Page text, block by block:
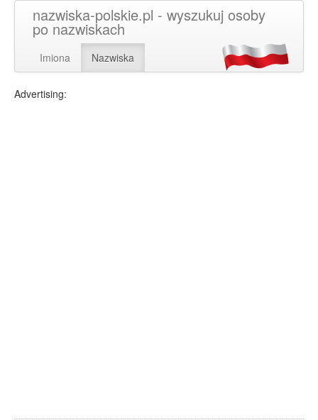
nazwiska-polskie.pl - wyszukuj osoby
po nazwiskach
Imiona Nazwiska
Advertising: